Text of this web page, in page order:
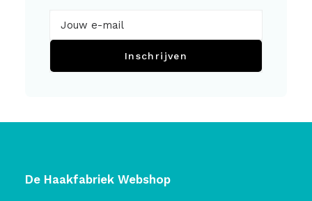
Inschrijven
De Haakfabriek Webshop